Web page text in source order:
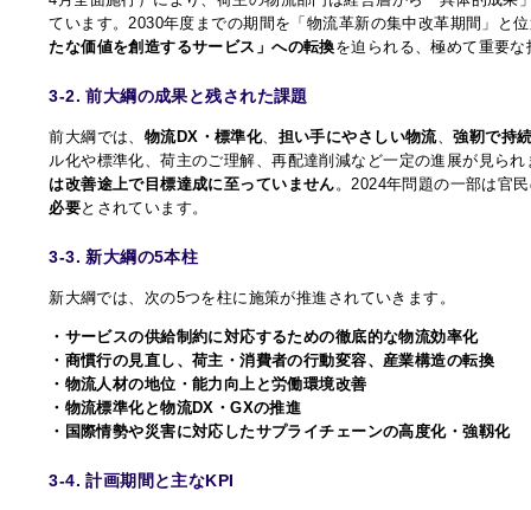
ています。2030年度までの期間を「物流革新の集中改革期間」と
たな価値を創造するサービス」への転換を迫られる、極めて重要な
3-2. 前大綱の成果と残された課題
前大綱では、 物流DX・標準化、 担い手にやさしい物流、強靭で持
ル化や標準化、荷主のご理解、再配達削減など一定の進展が見られ
は改善途上で目標達成に至っていません。2024年問題の一部は官
必要とされています。
3-3. 新大綱の5本柱
新大綱では、次の5つを柱に施策が推進されていきます。
・サービスの供給制約に対応するための徹底的な物流効率化
・商慣行の見直し、荷主・消費者の行動変容、産業構造の転換
・物流人材の地位・能力向上と労働環境改善
・物流標準化と物流DX・GXの推進
・国際情勢や災害に対応したサプライチェーンの高度化・強靱化
3-4. 計画期間と主なKPI